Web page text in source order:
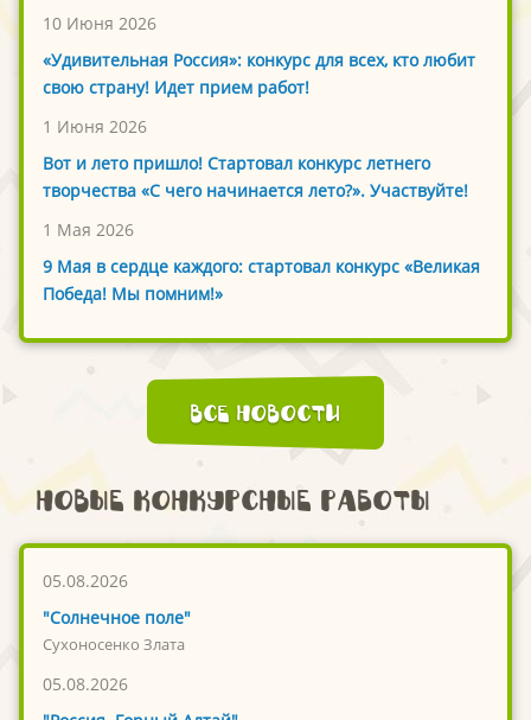
10 Июня 2026
«Удивительная Россия»: конкурс для всех, кто любит
свою страну! Идет прием работ!
1 Июня 2026
Вот и лето пришло! Стартовал конкурс летнего
творчества «С чего начинается лето?». Участвуйте!
1 Мая 2026
9 Мая в сердце каждого: стартовал конкурс «Великая
Победа! Мы помним!»
Все новости
Новые конкурсные работы
05.08.2026
"Солнечное поле"
Сухоносенко Злата
05.08.2026